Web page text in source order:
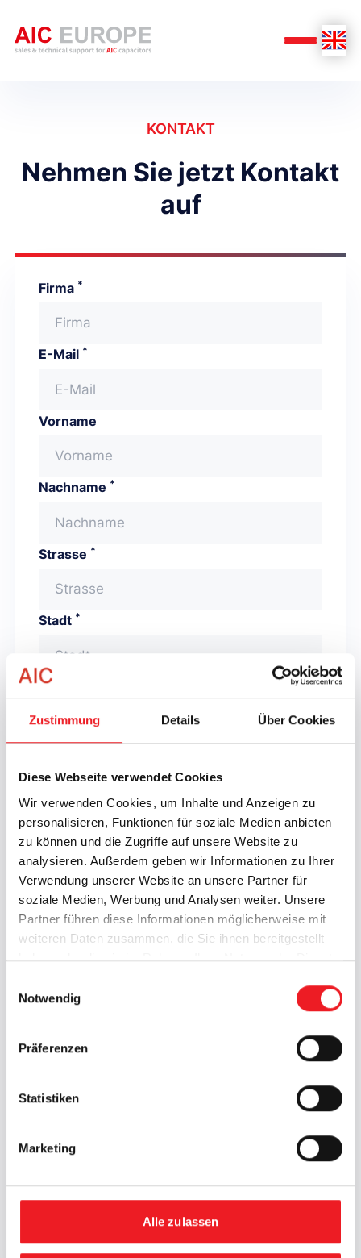
Zustimmung Details Über Cookies
Diese Webseite verwendet Cookies
Wir verwenden Cookies, um Inhalte und Anzeigen zu
personalisieren, Funktionen für soziale Medien anbieten
zu können und die Zugriffe auf unsere Website zu
analysieren. Außerdem geben wir Informationen zu Ihrer
Verwendung unserer Website an unsere Partner für
soziale Medien, Werbung und Analysen weiter. Unsere
Partner führen diese Informationen möglicherweise mit
weiteren Daten zusammen, die Sie ihnen bereitgestellt
haben oder die sie im Rahmen Ihrer Nutzung der Dienste
Notwendig
Präferenzen
Statistiken
Marketing
Alle zulassen
KONTAKT
Nehmen Sie jetzt Kontakt
auf
Firma *
E-Mail *
Vorname
Nachname *
Strasse *
Stadt *
Land
Ich wünsche technische Unterstützung bei
Lebensdauerberechnung
Kondensator so kompakt wie möglich
Sehr lange Lebensdauer
Allgemeine technische Infos zu
Kondensatoren
. Sie können diese
Einwilligung jederzeit widerrufen. Dazu reicht eine
Verschicken